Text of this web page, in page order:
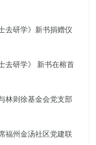
去研学》新书捐赠仪
去研学》 新书在榕首
林则徐基金会党支部
福州金汤社区党建联